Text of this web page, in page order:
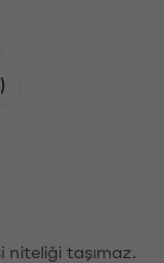
niteliği taşımaz.